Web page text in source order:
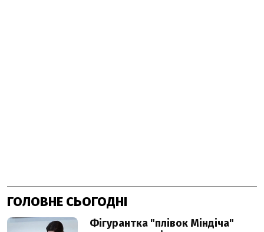
ГОЛОВНЕ СЬОГОДНІ
Фігурантка "плівок Міндіча"